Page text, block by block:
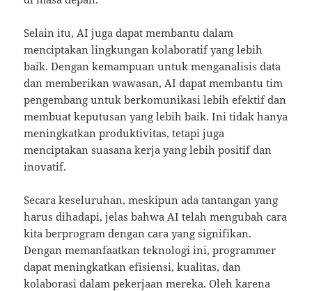
Selain itu, AI juga dapat membantu dalam
menciptakan lingkungan kolaboratif yang lebih
baik. Dengan kemampuan untuk menganalisis data
dan memberikan wawasan, AI dapat membantu tim
pengembang untuk berkomunikasi lebih efektif dan
membuat keputusan yang lebih baik. Ini tidak hanya
meningkatkan produktivitas, tetapi juga
menciptakan suasana kerja yang lebih positif dan
inovatif.
Secara keseluruhan, meskipun ada tantangan yang
harus dihadapi, jelas bahwa AI telah mengubah cara
kita berprogram dengan cara yang signifikan.
Dengan memanfaatkan teknologi ini, programmer
dapat meningkatkan efisiensi, kualitas, dan
kolaborasi dalam pekerjaan mereka. Oleh karena